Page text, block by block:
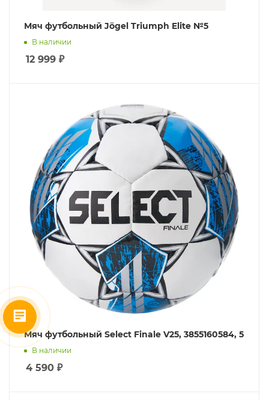
Мяч футбольный Jögel Triumph Elite №5
В наличии
12 999 ₽
Мяч футбольный Select Finale V25, 3855160584, 5
В наличии
4 590 ₽